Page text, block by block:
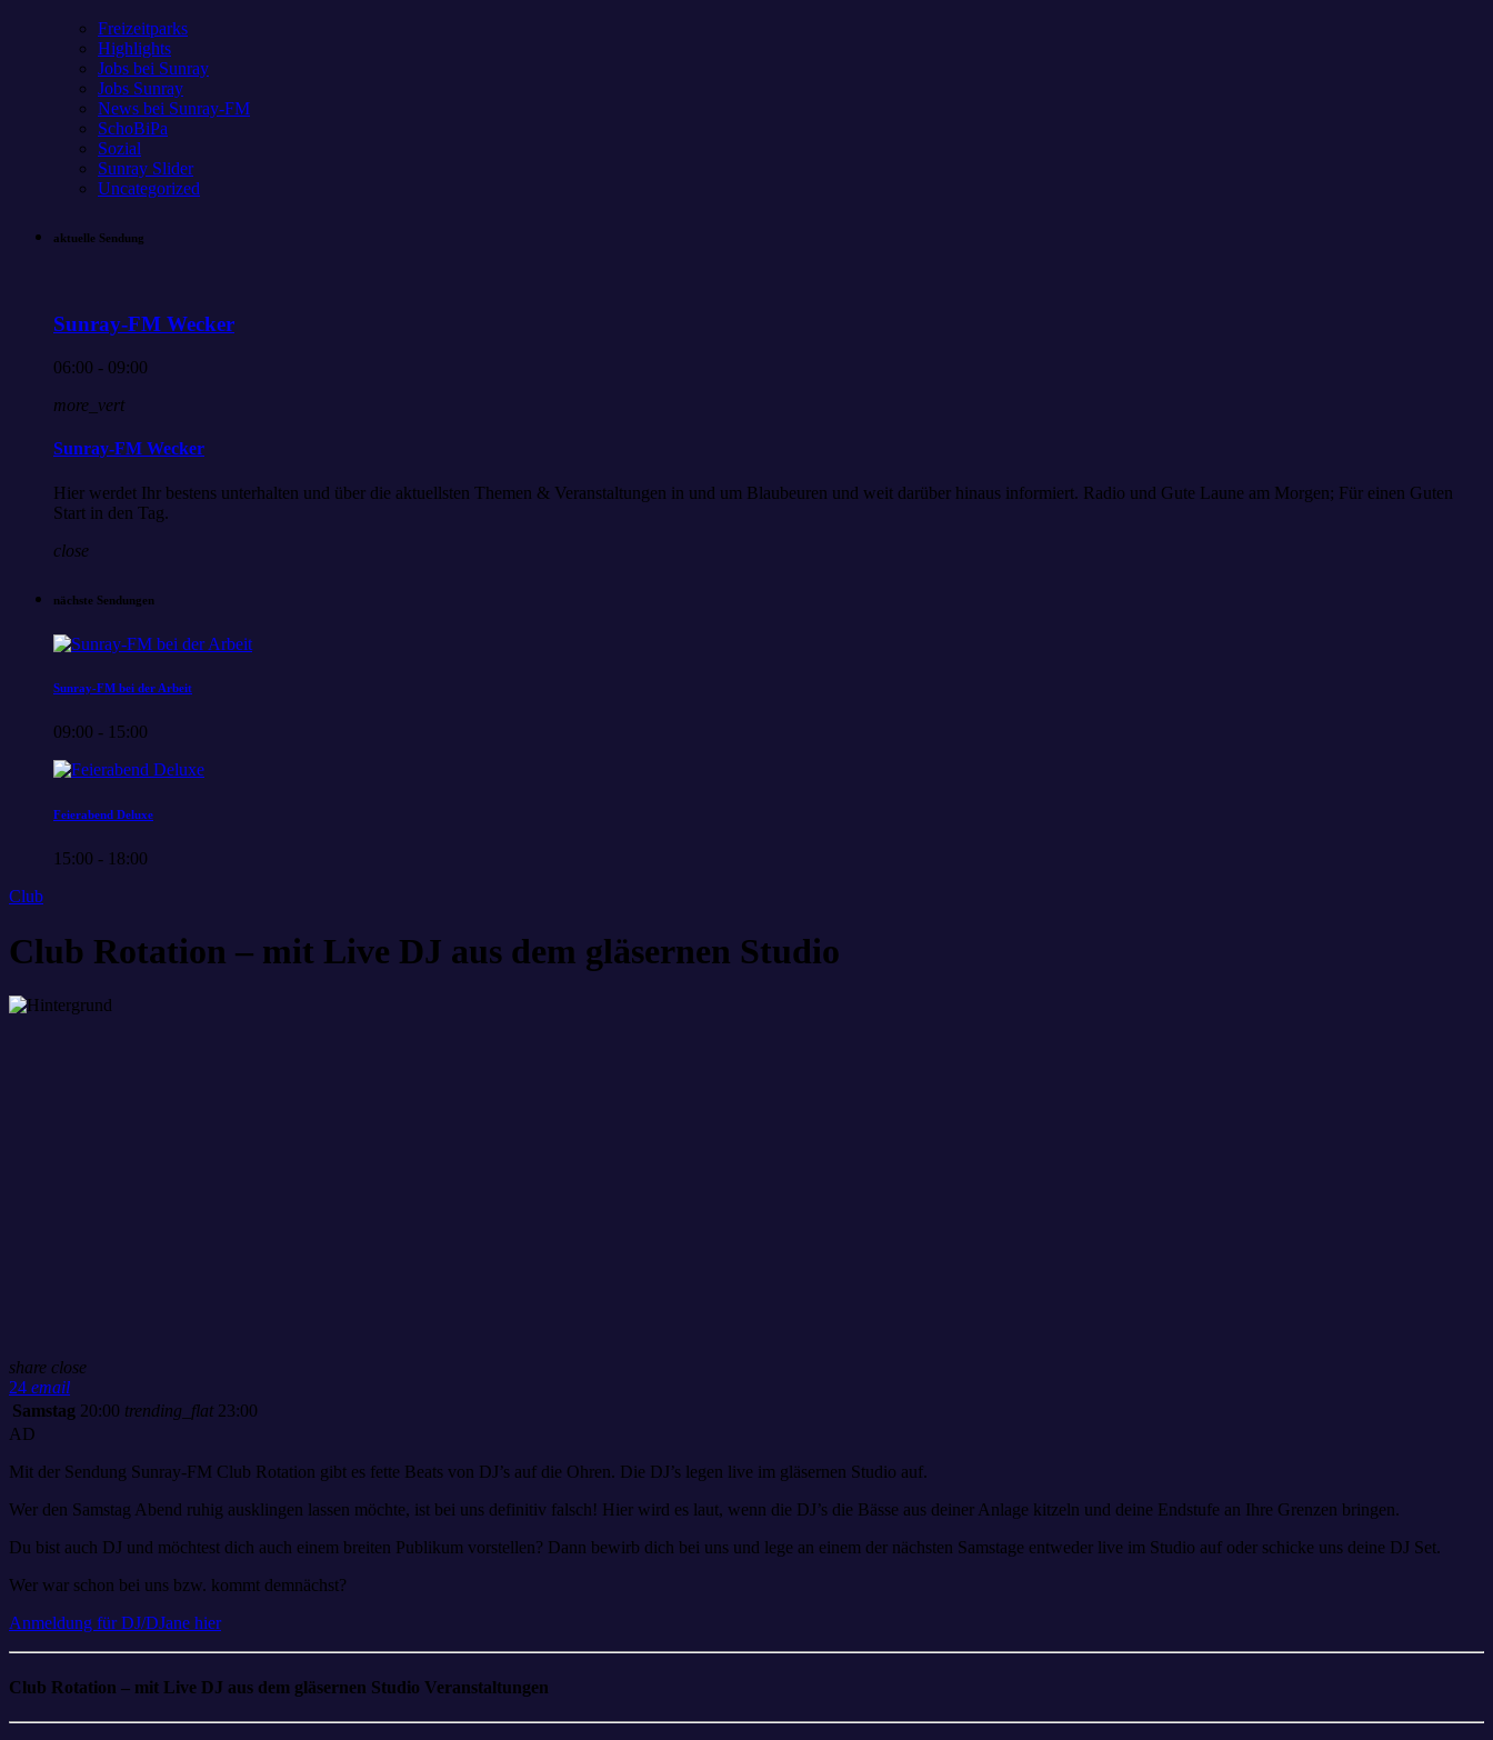
Freizeitparks
Highlights
Jobs bei Sunray
Jobs Sunray
News bei Sunray-FM
SchoBiPa
Sozial
Sunray Slider
Uncategorized
aktuelle Sendung
Sunray-FM Wecker
06:00 - 09:00
more_vert
Sunray-FM Wecker
Hier werdet Ihr bestens unterhalten und über die aktuellsten Themen & Veranstaltungen in und um Blaubeuren und weit darüber hinaus informiert. Radio und Gute Laune am Morgen; Für einen Guten
Start in den Tag.
close
nächste Sendungen
Sunray-FM bei der Arbeit
09:00 - 15:00
Feierabend Deluxe
15:00 - 18:00
Club
Club Rotation – mit Live DJ aus dem gläsernen Studio
share close
24 email
Samstag 20:00 trending_flat 23:00
AD
Mit der Sendung Sunray-FM Club Rotation gibt es fette Beats von DJ’s auf die Ohren. Die DJ’s legen live im gläsernen Studio auf.
Wer den Samstag Abend ruhig ausklingen lassen möchte, ist bei uns definitiv falsch! Hier wird es laut, wenn die DJ’s die Bässe aus deiner Anlage kitzeln und deine Endstufe an Ihre Grenzen bringen.
Du bist auch DJ und möchtest dich auch einem breiten Publikum vorstellen? Dann bewirb dich bei uns und lege an einem der nächsten Samstage entweder live im Studio auf oder schicke uns deine DJ Set.
Wer war schon bei uns bzw. kommt demnächst?
Anmeldung für DJ/DJane hier
Club Rotation – mit Live DJ aus dem gläsernen Studio Veranstaltungen